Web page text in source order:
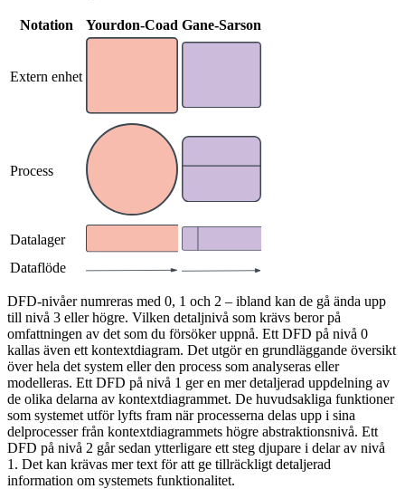
Notation Yourdon-Coad Gane-Sarson
Extern enhet
Process
Datalager
Dataflöde
DFD-nivåer numreras med 0, 1 och 2 – ibland kan de gå ända upp
till nivå 3 eller högre. Vilken detaljnivå som krävs beror på
omfattningen av det som du försöker uppnå. Ett DFD på nivå 0
kallas även ett kontextdiagram. Det utgör en grundläggande översikt
över hela det system eller den process som analyseras eller
modelleras. Ett DFD på nivå 1 ger en mer detaljerad uppdelning av
de olika delarna av kontextdiagrammet. De huvudsakliga funktioner
som systemet utför lyfts fram när processerna delas upp i sina
delprocesser från kontextdiagrammets högre abstraktionsnivå. Ett
DFD på nivå 2 går sedan ytterligare ett steg djupare i delar av nivå
1. Det kan krävas mer text för att ge tillräckligt detaljerad
information om systemets funktionalitet.